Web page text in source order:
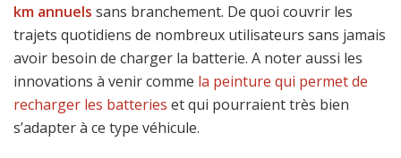
km annuels sans branchement. De quoi couvrir les
trajets quotidiens de nombreux utilisateurs sans jamais
avoir besoin de charger la batterie. A noter aussi les
innovations à venir comme la peinture qui permet de
recharger les batteries et qui pourraient très bien
s’adapter à ce type véhicule.